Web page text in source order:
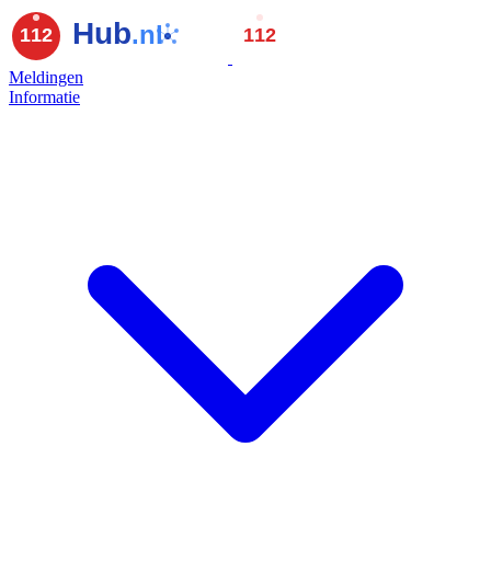
Meldingen
Informatie